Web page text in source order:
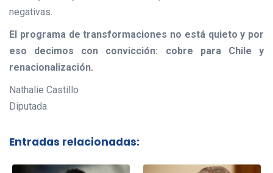
negativas.
El programa de transformaciones no está quieto y por
eso decimos con convicción: cobre para Chile y
renacionalización.
Nathalie Castillo
Diputada
Entradas relacionadas: